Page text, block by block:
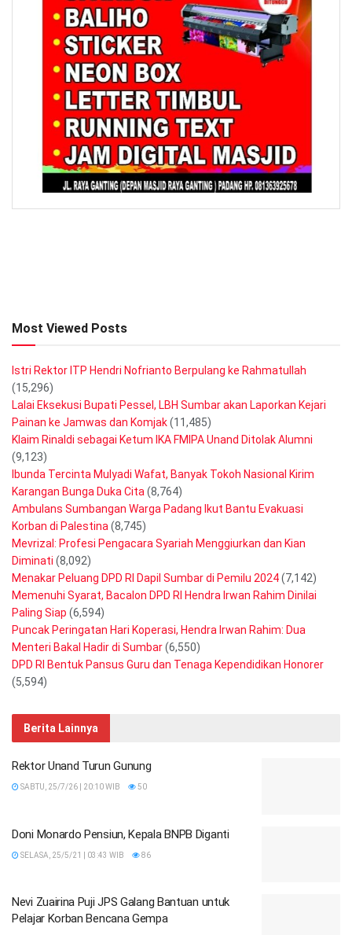
Most Viewed Posts
Istri Rektor ITP Hendri Nofrianto Berpulang ke Rahmatullah
(15,296)
Lalai Eksekusi Bupati Pessel, LBH Sumbar akan Laporkan Kejari
Painan ke Jamwas dan Komjak(11,485)
Klaim Rinaldi sebagai Ketum IKA FMIPA Unand Ditolak Alumni
(9,123)
Ibunda Tercinta Mulyadi Wafat, Banyak Tokoh Nasional Kirim
Karangan Bunga Duka Cita(8,764)
Ambulans Sumbangan Warga Padang Ikut Bantu Evakuasi
Korban di Palestina(8,745)
Mevrizal: Profesi Pengacara Syariah Menggiurkan dan Kian
Diminati (8,092)
Menakar Peluang DPD RI Dapil Sumbar di Pemilu 2024(7,142)
Memenuhi Syarat, Bacalon DPD RI Hendra Irwan Rahim Dinilai
Paling Siap (6,594)
Puncak Peringatan Hari Koperasi, Hendra Irwan Rahim: Dua
Menteri Bakal Hadir di Sumbar(6,550)
DPD RI Bentuk Pansus Guru dan Tenaga Kependidikan Honorer
(5,594)
Berita Lainnya
Rektor Unand Turun Gunung
SABTU, 25/7/26 | 20:10 WIB 50
Doni Monardo Pensiun, Kepala BNPB Diganti
SELASA, 25/5/21 | 03:43 WIB 86
Nevi Zuairina Puji JPS Galang Bantuan untuk
Pelajar Korban Bencana Gempa